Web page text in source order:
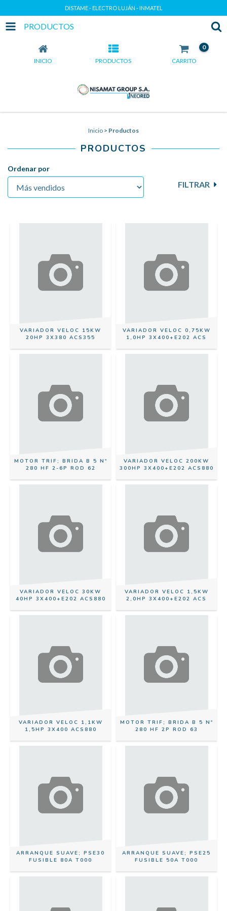
DISTAME - ELECTRO LUJÁN - INMATEL
PRODUCTOS
INICIO PRODUCTOS CARRITO
0
Inicio > Productos
PRODUCTOS
Ordenar por
FILTRAR
VARIADOR VELOC 15KW
20HP 3X380 ACS355
VARIADOR VELOC 0,75KW
1,0HP 3X400+E202 ACS
MOTOR TRIF; BRIDA B 5 Nº
280 HF 2-6P ROD 62
VARIADOR VELOC 200KW
300HP 3X400+E202 ACS880
VARIADOR VELOC 30KW
40HP 3X400+E202 ACS880
VARIADOR VELOC 1,5KW
2,0HP 3X400+E202 ACS
VARIADOR VELOC 1,1KW
1,5HP 3X400 ACS880
MOTOR TRIF; BRIDA B 5 Nº
280 HF 2P ROD 63
ARRANQUE SUAVE; PSE30
FUSIBLE 80A T000
ARRANQUE SUAVE; PSE25
FUSIBLE 50A T000